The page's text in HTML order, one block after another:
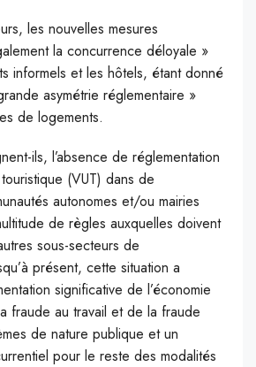
les nouvelles mesures
la concurrence déloyale »
informels et les hôtels, étant donné
asymétrie réglementaire »
de logements.
ils, l’absence de réglementation
(VUT) dans de
autonomes et/ou mairies
de règles auxquelles doivent
sous-secteurs de
présent, cette situation a
significative de l’économie
fraude au travail et de la fraude
de nature publique et un
pour le reste des modalités